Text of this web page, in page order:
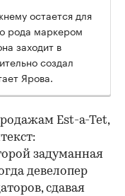
остается для
рода маркером
заходит в
создал
Ярова.
Est-a-Tet,
задуманная
девелопер
сдавая